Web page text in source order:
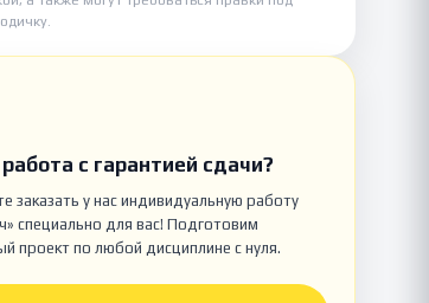
с гарантией сдачи?
заказать у нас индивидуальную работу
специально для вас! Подготовим
проект по любой дисциплине с нуля.